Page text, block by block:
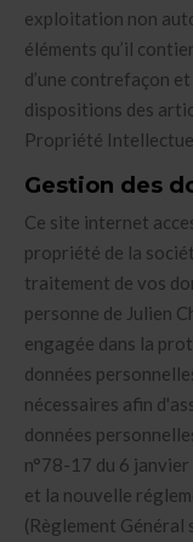
exploitation non
éléments qu’il
d’une contrefaçon
dispositions des
Propriété
Gestion des
Ce site internet
propriété de la
traitement de vos
personne de Julien
engagée dans la
données
nécessaires afin
données
n°78-17 du 6
et la nouvelle
(Règlement